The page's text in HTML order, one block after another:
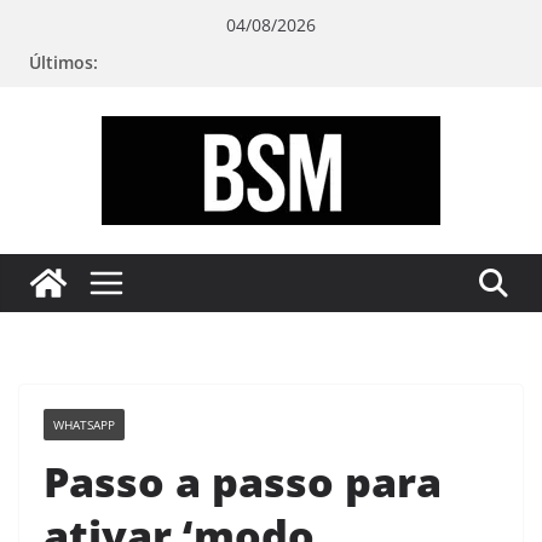
04/08/2026
Últimos:
sua
Mente
WHATSAPP
Passo a passo para